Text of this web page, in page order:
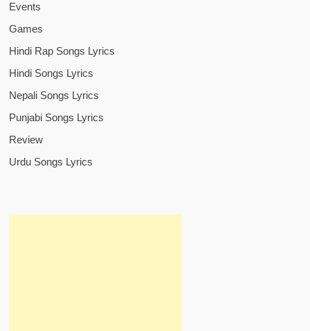
Events
Games
Hindi Rap Songs Lyrics
Hindi Songs Lyrics
Nepali Songs Lyrics
Punjabi Songs Lyrics
Review
Urdu Songs Lyrics